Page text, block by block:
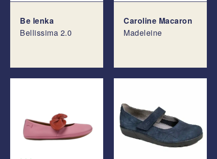
Be lenka
Bellissima 2.0
Caroline Macaron
Madeleine